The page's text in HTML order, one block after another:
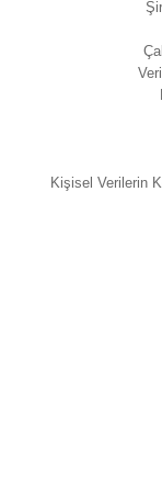
Kişisel Verilerin